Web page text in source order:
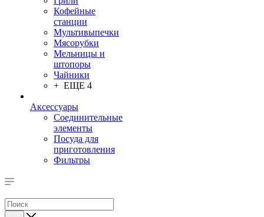
Кофейные
станции
Мультивыпечки
Мясорубки
Мельницы и
штопоры
Чайники
+ ЕЩЕ 4
Аксессуары
Соединительные
элементы
Посуда для
приготовления
Фильтры